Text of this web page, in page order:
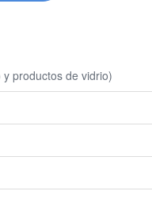
productos de vidrio)